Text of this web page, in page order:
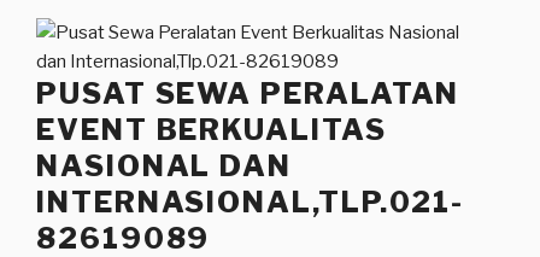
Lompat
konten
PUSAT SEWA PERALATAN
EVENT BERKUALITAS
NASIONAL DAN
INTERNASIONAL,TLP.021-
82619089